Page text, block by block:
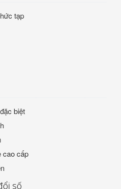
tạp
biệt
cao cấp
số